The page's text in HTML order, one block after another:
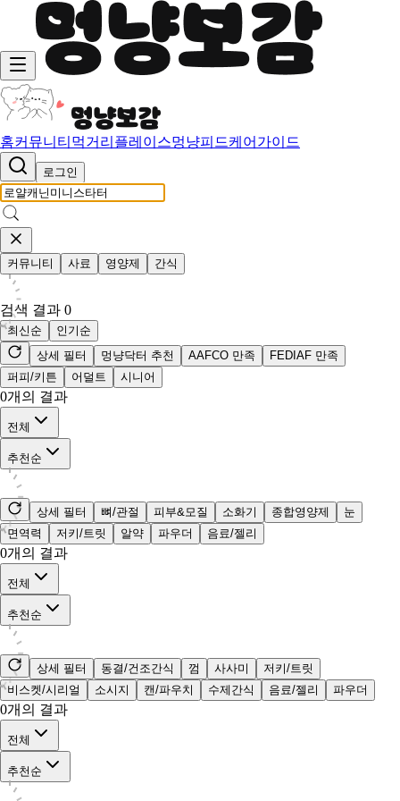
홈커뮤니티 먹거리 플레이스멍냥피드케어가이드
로그인
커뮤니티 사료 영양제 간식
검색 결과 0
최신순
인기순
상세 필터
멍냥닥터 추천 AAFCO 만족
FEDIAF 만족
퍼피/키튼
어덜트 시니어
0개의 결과
전체
추천순
상세 필터 뼈/관절 피부&모질 소화기 종합영양제
눈
면역력
저키/트릿 알약 파우더 음료/젤리
0개의 결과
전체
추천순
상세 필터 동결/건조간식 껌 사사미
저키/트릿
비스켓/시리얼
소시지 캔/파우치 수제간식 음료/젤리 파우더
0개의 결과
전체
추천순